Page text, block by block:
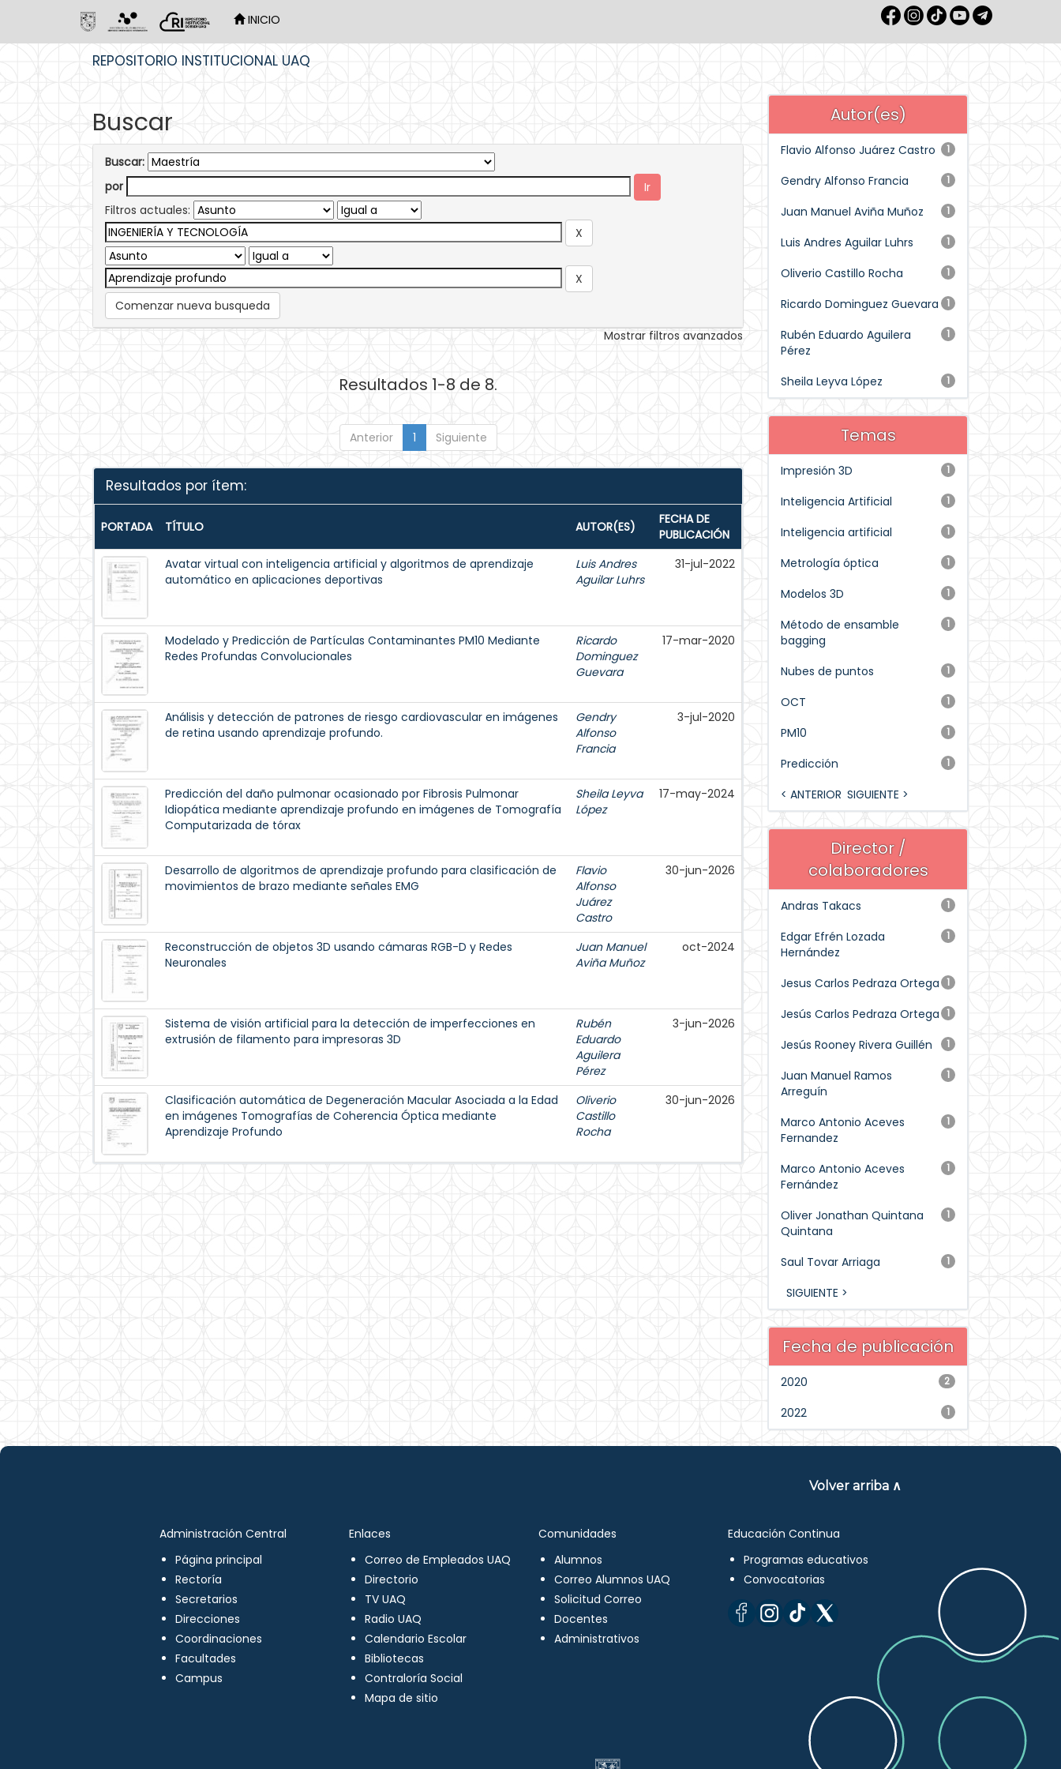
INICIO
REPOSITORIO INSTITUCIONAL UAQ
Buscar
Buscar:
por
Filtros actuales:
Comenzar nueva busqueda
Mostrar filtros avanzados
Resultados 1-8 de 8.
Anterior 1 Siguiente
Resultados por ítem:
PORTADA TÍTULO AUTOR(ES)
FECHA DE
PUBLICACIÓN
Avatar virtual con inteligencia artificial y algoritmos de aprendizaje
automático en aplicaciones deportivas
Luis Andres
Aguilar Luhrs
31-jul-2022
Modelado y Predicción de Partículas Contaminantes PM10 Mediante
Redes Profundas Convolucionales
Ricardo
Dominguez
Guevara
17-mar-2020
Análisis y detección de patrones de riesgo cardiovascular en imágenes
de retina usando aprendizaje profundo.
Gendry
Alfonso
Francia
3-jul-2020
Predicción del daño pulmonar ocasionado por Fibrosis Pulmonar
Idiopática mediante aprendizaje profundo en imágenes de Tomografía
Computarizada de tórax
Sheila Leyva
López
17-may-2024
Desarrollo de algoritmos de aprendizaje profundo para clasificación de
movimientos de brazo mediante señales EMG
Flavio
Alfonso
Juárez
Castro
30-jun-2026
Reconstrucción de objetos 3D usando cámaras RGB-D y Redes
Neuronales
Juan Manuel
Aviña Muñoz
oct-2024
Sistema de visión artificial para la detección de imperfecciones en
extrusión de filamento para impresoras 3D
Rubén
Eduardo
Aguilera
Pérez
3-jun-2026
Clasificación automática de Degeneración Macular Asociada a la Edad
en imágenes Tomografías de Coherencia Óptica mediante
Aprendizaje Profundo
Oliverio
Castillo
Rocha
30-jun-2026
Autor(es)
1
Flavio Alfonso Juárez Castro
1
Gendry Alfonso Francia
1
Juan Manuel Aviña Muñoz
1
Luis Andres Aguilar Luhrs
1
Oliverio Castillo Rocha
1
Ricardo Dominguez Guevara
1
Rubén Eduardo Aguilera
Pérez
1
Sheila Leyva López
Temas
1
Impresión 3D
1
Inteligencia Artificial
1
Inteligencia artificial
1
Metrología óptica
1
Modelos 3D
1
Método de ensamble
bagging
1
Nubes de puntos
1
OCT
1
PM10
1
Predicción
< ANTERIOR SIGUIENTE >
Director /
colaboradores
1
Andras Takacs
1
Edgar Efrén Lozada
Hernández
1
Jesus Carlos Pedraza Ortega
1
Jesús Carlos Pedraza Ortega
1
Jesús Rooney Rivera Guillén
1
Juan Manuel Ramos
Arreguín
1
Marco Antonio Aceves
Fernandez
1
Marco Antonio Aceves
Fernández
1
Oliver Jonathan Quintana
Quintana
1
Saul Tovar Arriaga
SIGUIENTE >
Fecha de publicación
2
2020
1
2022
Volver arriba ∧
Administración Central
Página principal
Rectoría
Secretarios
Direcciones
Coordinaciones
Facultades
Campus
Enlaces
Correo de Empleados UAQ
Directorio
TV UAQ
Radio UAQ
Calendario Escolar
Bibliotecas
Contraloría Social
Mapa de sitio
Comunidades
Alumnos
Correo Alumnos UAQ
Solicitud Correo
Docentes
Administrativos
Educación Continua
Programas educativos
Convocatorias